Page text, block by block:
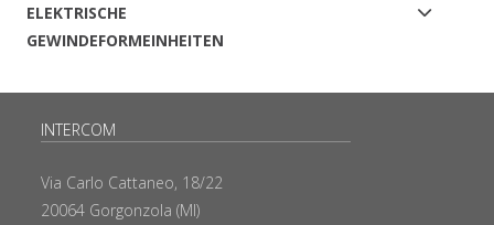
ELEKTRISCHE
GEWINDEFORMEINHEITEN
INTERCOM
Via Carlo Cattaneo, 18/22
20064 Gorgonzola (MI)